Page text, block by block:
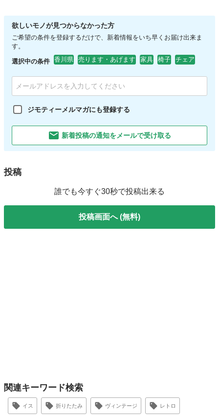
欲しいモノが見つからなかった方
ご希望の条件を登録するだけで、新着情報をいち早くお届け出来ま
す。
選択中の条件 香川県 売ります・あげます 家具 椅子 チェア
ジモティーメルマガにも登録する
新着投稿の通知をメールで受け取る
投稿
誰でも今すぐ30秒で投稿出来る
投稿画面へ (無料)
関連キーワード検索
イス 折りたたみ ヴィンテージ レトロ